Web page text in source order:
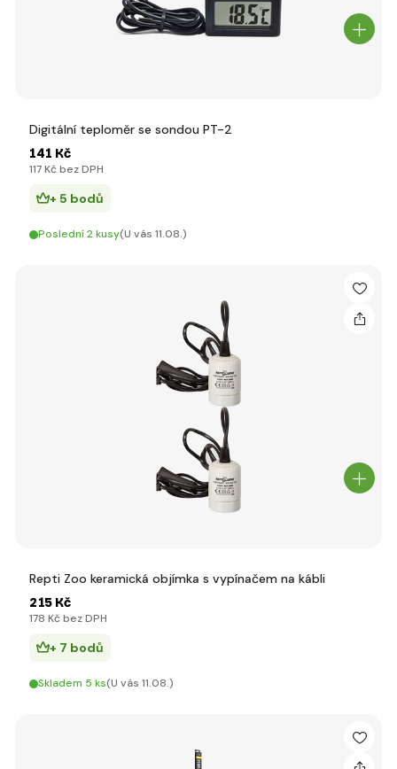
Digitální teploměr se sondou PT-2
141 Kč
117 Kč bez DPH
+ 5 bodů
Poslední 2 kusy(U vás 11.08.)
Repti Zoo keramická objímka s vypínačem na kábli
215 Kč
178 Kč bez DPH
+ 7 bodů
Skladem 5 ks(U vás 11.08.)